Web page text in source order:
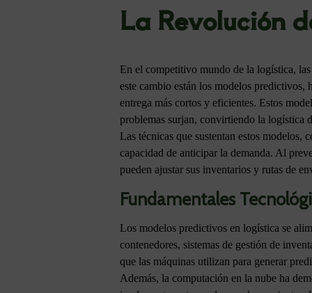
La Revolución
En el competitivo mundo de la logística,
este cambio están los modelos predictivos,
entrega más cortos y eficientes. Estos
problemas surjan, convirtiendo la logística
Las técnicas que sustentan estos
capacidad de anticipar la demanda. Al
pueden ajustar sus inventarios y rutas de
Fundamentales
Los modelos predictivos en logística se
contenedores, sistemas de gestión de
que las máquinas utilizan para generar
Además, la computación en la nube ha